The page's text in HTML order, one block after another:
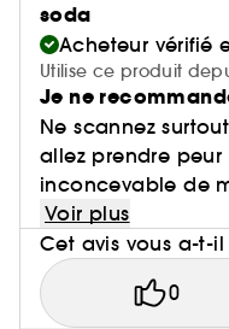
soda
Acheteur vérifié
Utilise ce produit
Je ne
Ne scannez
allez prendre peur
inconcevable de
Voir plus
Cet avis vous a-t-
0